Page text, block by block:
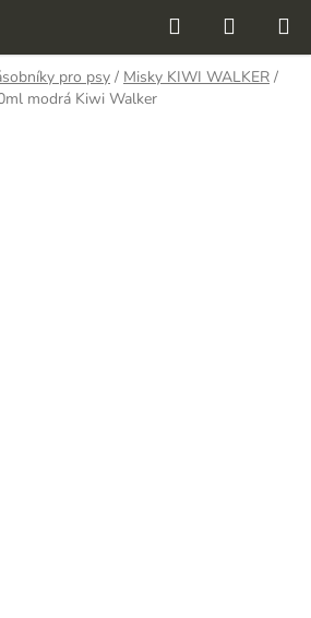
Hledat
KOŠÍK
pro psy / Misky KIWI WALKER /
modrá Kiwi Walker